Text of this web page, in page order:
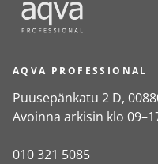
AQVA PROFESSIONAL
Puusepänkatu 2 D,
Avoinna arkisin klo
010 321 5085